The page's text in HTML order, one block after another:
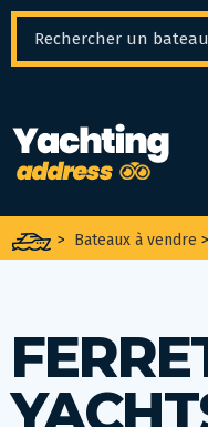
> Bateaux à vendre >
Panneau de gestion des